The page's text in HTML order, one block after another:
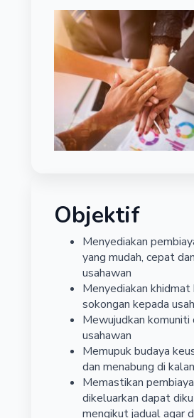
Objektif
Menyediakan
yang mudah, cepat
usahawan
Menyediakan khidmat
sokongan kepada
Mewujudkan komuniti
usahawan
Memupuk budaya
dan menabung di
Memastikan
dikeluarkan dapat
mengikut jadual agar